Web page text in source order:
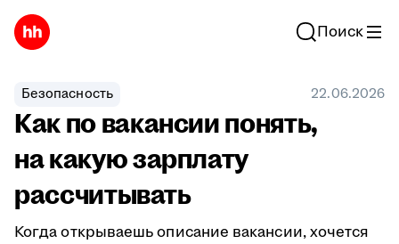
Поиск
Безопасность 22.06.2026
Как по вакансии понять,
на какую зарплату
рассчитывать
Когда открываешь описание вакансии, хочется